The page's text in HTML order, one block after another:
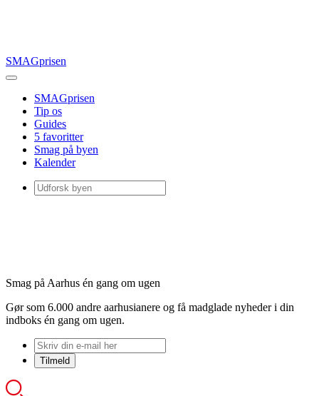
SMAGprisen
SMAGprisen
Tip os
Guides
5 favoritter
Smag på byen
Kalender
Smag på Aarhus én gang om ugen
Gør som 6.000 andre aarhusianere og få madglade nyheder i din
indboks én gang om ugen.